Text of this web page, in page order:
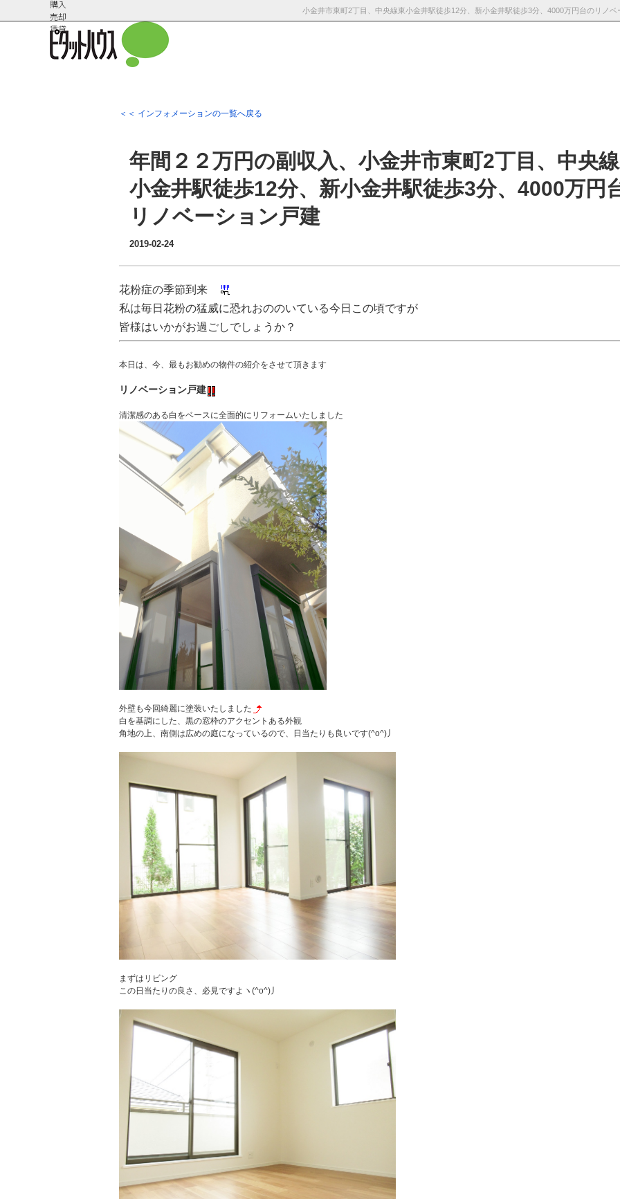
購入
売却
賃貸
介
報
せ
＜＜ インフォメーションの一覧へ戻る
年間２２万円の副収入、小金井市東町2丁目、中央
小金井駅徒歩12分、新小金井駅徒歩3分、4000万円
リノベーション戸建
2019-02-24
花粉症の季節到来
私は毎日花粉の猛威に恐れおののいている今日この頃ですが
皆様はいかがお過ごしでしょうか？
本日は、今、最もお勧めの物件の紹介をさせて頂きます
リノベーション戸建
清潔感のある白をベースに全面的にリフォームいたしました
外壁も今回綺麗に塗装いたしました
白を基調にした、黒の窓枠のアクセントある外観
角地の上、南側は広めの庭になっているので、日当たりも良いです(^o^)丿
まずはリビング
この日当たりの良さ、必見ですよヽ(^o^)丿